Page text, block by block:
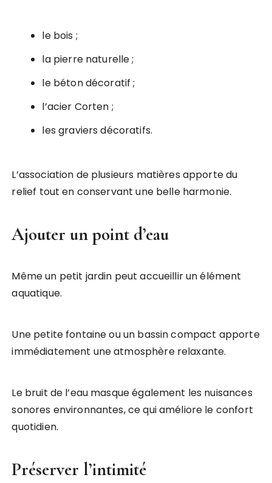
le bois ;
la pierre naturelle ;
le béton décoratif ;
l’acier Corten ;
les graviers décoratifs.
L’association de plusieurs matières apporte du
relief tout en conservant une belle harmonie.
Ajouter un point d’eau
Même un petit jardin peut accueillir un élément
aquatique.
Une petite fontaine ou un bassin compact apporte
immédiatement une atmosphère relaxante.
Le bruit de l’eau masque également les nuisances
sonores environnantes, ce qui améliore le confort
quotidien.
Préserver l’intimité